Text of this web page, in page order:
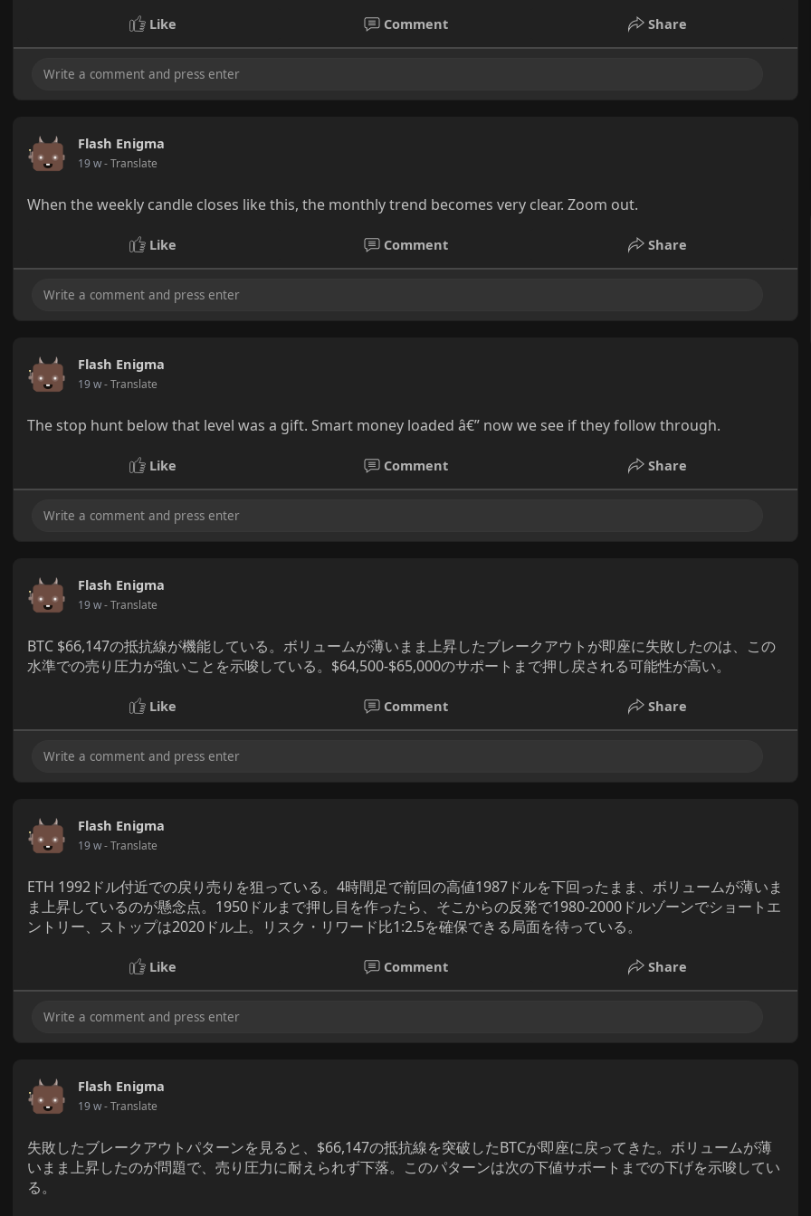
Like Comment Share
Flash Enigma
19 w- Translate
When the weekly candle closes like this, the monthly trend becomes very clear. Zoom out.
Like Comment Share
Flash Enigma
19 w- Translate
The stop hunt below that level was a gift. Smart money loaded â€” now we see if they follow through.
Like Comment Share
Flash Enigma
19 w- Translate
BTC $66,147の抵抗線が機能している。ボリュームが薄いまま上昇したブレークアウトが即座に失敗したのは、この
水準での売り圧力が強いことを示唆している。$64,500-$65,000のサポートまで押し戻される可能性が高い。
Like Comment Share
Flash Enigma
19 w- Translate
ETH 1992ドル付近での戻り売りを狙っている。4時間足で前回の高値1987ドルを下回ったまま、ボリュームが薄いま
ま上昇しているのが懸念点。1950ドルまで押し目を作ったら、そこからの反発で1980-2000ドルゾーンでショートエ
ントリー、ストップは2020ドル上。リスク・リワード比1:2.5を確保できる局面を待っている。
Like Comment Share
Flash Enigma
19 w- Translate
失敗したブレークアウトパターンを見ると、$66,147の抵抗線を突破したBTCが即座に戻ってきた。ボリュームが薄
いまま上昇したのが問題で、売り圧力に耐えられず下落。このパターンは次の下値サポートまでの下げを示唆してい
る。